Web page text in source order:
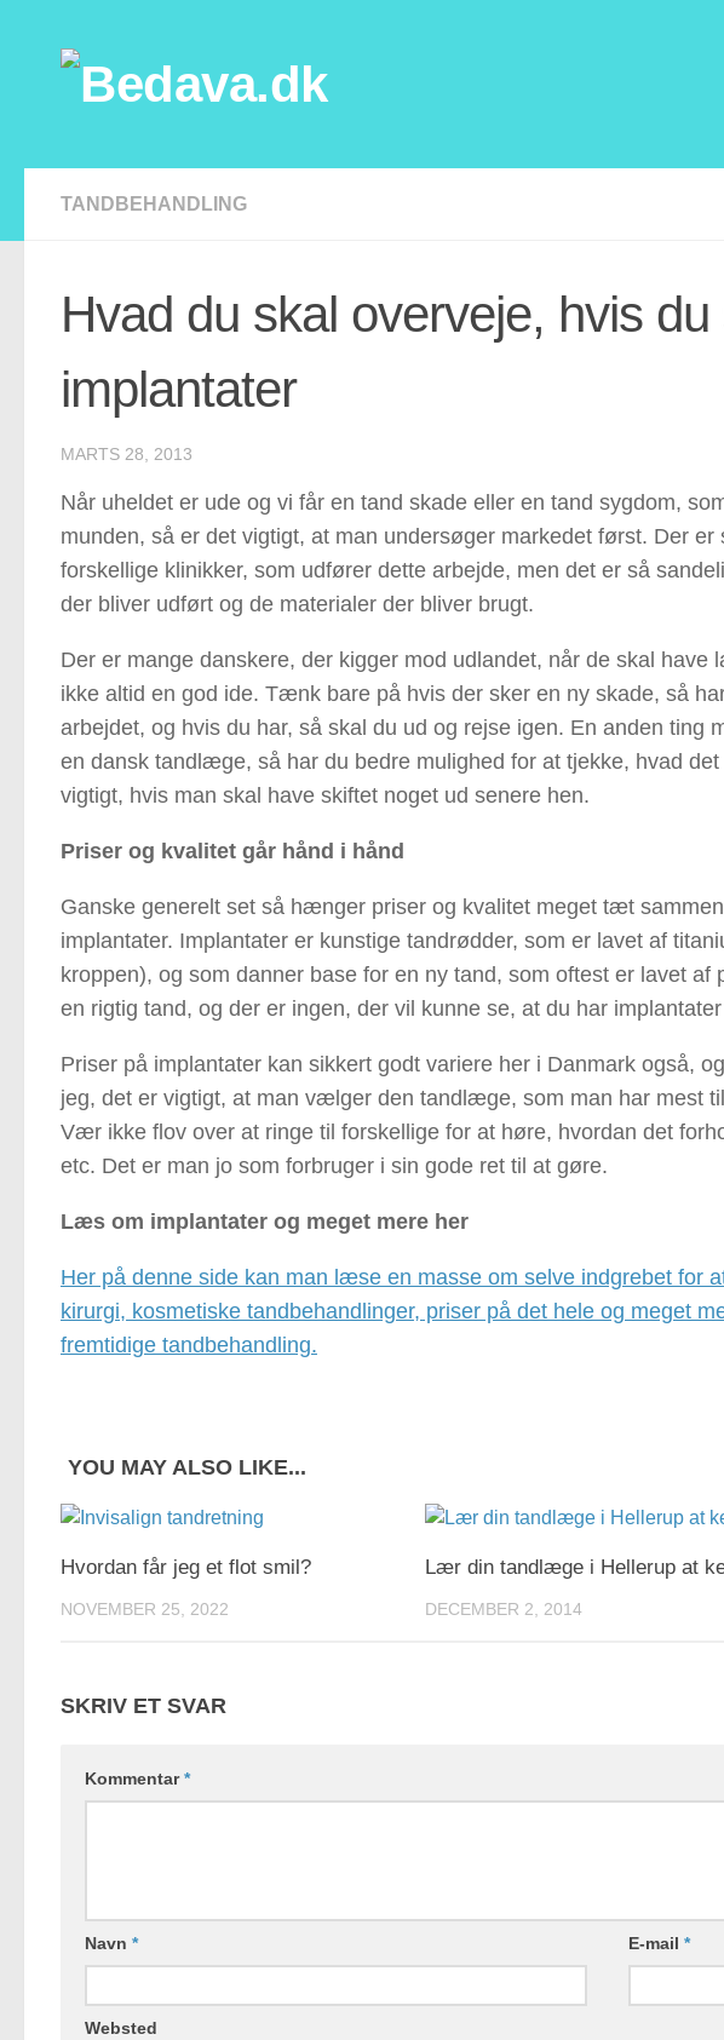
TANDBEHANDLING
Hvad du skal overveje, hvis
implantater
MARTS 28, 2013
Når uheldet er ude og vi får en tand skade eller en tand sygdom,
munden, så er det vigtigt, at man undersøger markedet først. Der
forskellige klinikker, som udfører dette arbejde, men det er så
der bliver udført og de materialer der bliver brugt.
Der er mange danskere, der kigger mod udlandet, når de skal
ikke altid en god ide. Tænk bare på hvis der sker en ny skade, så
arbejdet, og hvis du har, så skal du ud og rejse igen. En anden
en dansk tandlæge, så har du bedre mulighed for at tjekke, hvad
vigtigt, hvis man skal have skiftet noget ud senere hen.
Priser og kvalitet går hånd i hånd
Ganske generelt set så hænger priser og kvalitet meget tæt
implantater. Implantater er kunstige tandrødder, som er lavet af
kroppen), og som danner base for en ny tand, som oftest er lavet
en rigtig tand, og der er ingen, der vil kunne se, at du har
Priser på implantater kan sikkert godt variere her i Danmark også,
jeg, det er vigtigt, at man vælger den tandlæge, som man har mest
Vær ikke flov over at ringe til forskellige for at høre, hvordan det
etc. Det er man jo som forbruger i sin gode ret til at gøre.
Læs om implantater og meget mere her
Her på denne side kan man læse en masse om selve indgrebet for
kirurgi, kosmetiske tandbehandlinger, priser på det hele og meget
fremtidige tandbehandling.
YOU MAY ALSO LIKE...
Hvordan får jeg et flot smil?
NOVEMBER 25, 2022
Lær din tandlæge i Hellerup at
DECEMBER 2, 2014
SKRIV ET SVAR
Kommentar*
Navn * E-mail*
Websted